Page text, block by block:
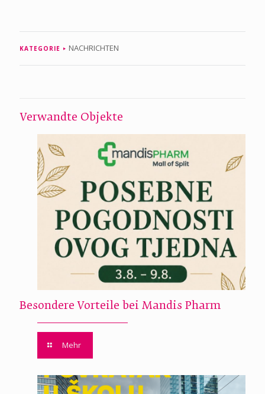
KATEGORIE NACHRICHTEN
Verwandte Objekte
Besondere Vorteile bei Mandis Pharm
Mehr